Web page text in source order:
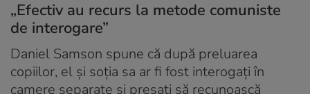
„Efectiv au recurs la metode comuniste
de interogare”
Daniel Samson spune că după preluarea
copiilor, el și soția sa ar fi fost interogați în
camere separate și presați să recunoască